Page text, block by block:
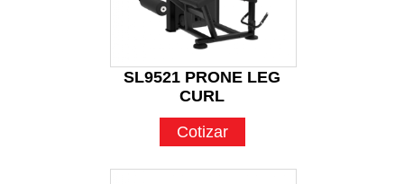
SL9521 PRONE LEG
CURL
Cotizar